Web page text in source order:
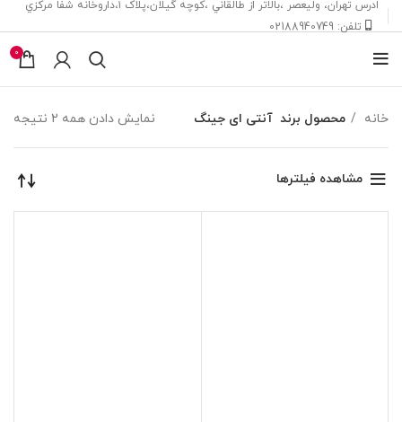
ادرس تهران، ‎وليعصر ،بالاتر از طالقاني ،كوچه گيلان،پلاک ۱،داروخانه شفا مركزي
تلفن: 02188940749
0
خانه محصول برند آنتی ای جینگ نمایش دادن همه 2 نتیجه
مشاهده فیلترها